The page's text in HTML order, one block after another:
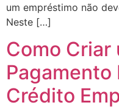
um empréstimo não
Neste […]
Como Criar
Pagamento
Crédito